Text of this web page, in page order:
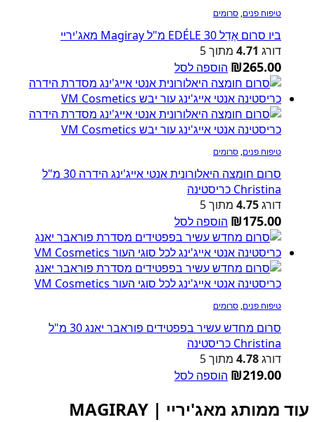
טיפוח פנים, סרומים
ביו סרום אֶדֵל EDÉLE 30 מ"ל Magiray מאג'יריי
דורג 4.71 מתוך 5
₪265.00 הוספה לסל
טיפוח פנים, סרומים
סרום חומצה היאלורונית אנטי אייג'ינג הידרה 30 מ"ל
Christina כריסטינה
דורג4.75 מתוך 5
₪175.00 הוספה לסל
טיפוח פנים, סרומים
סרום מחדש עשיר בפפטידים פוראבר יאנג 30 מ"ל
Christina כריסטינה
דורג4.78 מתוך 5
₪219.00 הוספה לסל
עוד ממותג מאג'יריי | MAGIRAY